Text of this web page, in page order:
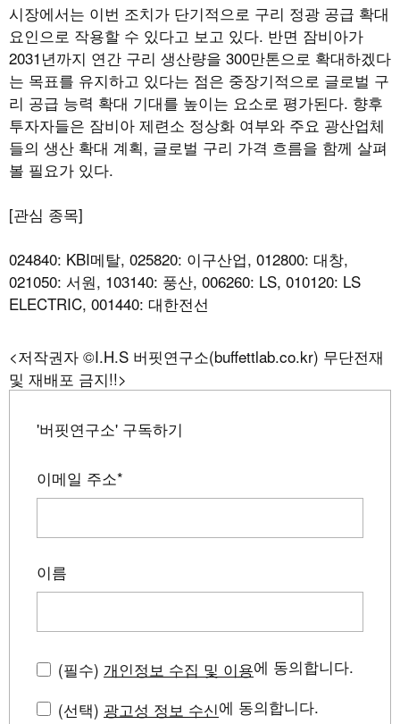
시장에서는 이번 조치가 단기적으로 구리 정광 공급 확대
요인으로 작용할 수 있다고 보고 있다. 반면 잠비아가
2031년까지 연간 구리 생산량을 300만톤으로 확대하겠다
는 목표를 유지하고 있다는 점은 중장기적으로 글로벌 구
리 공급 능력 확대 기대를 높이는 요소로 평가된다. 향후
투자자들은 잠비아 제련소 정상화 여부와 주요 광산업체
들의 생산 확대 계획, 글로벌 구리 가격 흐름을 함께 살펴
볼 필요가 있다.
[관심 종목]
024840: KBI메탈, 025820: 이구산업, 012800: 대창,
021050: 서원, 103140: 풍산, 006260: LS, 010120: LS
ELECTRIC, 001440: 대한전선
<저작권자 ©I.H.S 버핏연구소(buffettlab.co.kr) 무단전재
및 재배포 금지!!>
'버핏연구소' 구독하기
이메일 주소*
이름
(필수) 개인정보 수집 및 이용에 동의합니다.
(선택) 광고성 정보 수신에 동의합니다.